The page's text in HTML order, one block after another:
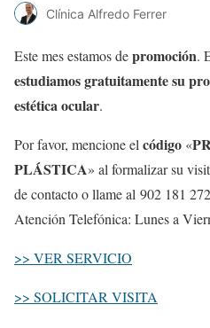
Clínica Alfredo Ferrer
Este mes estamos depromoción.
estudiamos gratuitamente su
estética ocular.
Por favor, mencione el código «
PLÁSTICA» al formalizar su
de contacto o llame al 902 181
Atención Telefónica: Lunes a
>> VER SERVICIO
>> SOLICITAR VISITA